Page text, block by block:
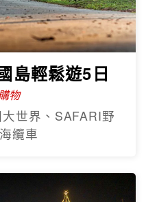
島輕鬆遊5日
物
世界、SAFARI野
纜車